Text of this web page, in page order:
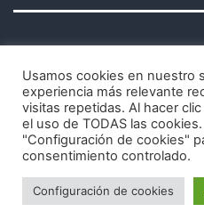
Avisos legales y política
Usamos cookies en nuestro
experiencia más relevante
visitas repetidas. Al hacer
el uso de TODAS las
"Configuración de cookies"
consentimiento controlado.
Configuración de cookies